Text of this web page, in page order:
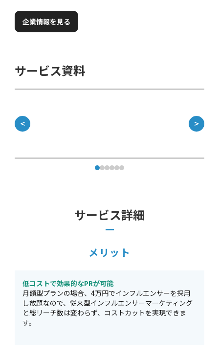
企業情報を見る
サービス資料
＜ ＞
サービス詳細
メリット
低コストで効果的なPRが可能
月額型プランの場合、4万円でインフルエンサーを採用
し放題なので、従来型インフルエンサーマーケティング
と総リーチ数は変わらず、コストカットを実現できま
す。